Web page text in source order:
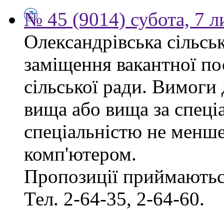
№ 45 (9014) субота, 7
Олександрівська
заміщення вакантної
сільської ради. Вимоги
вища або вища за
спеціальністю не
комп'ютером.
Пропозиції
Тел. 2-64-35, 2-64-60.